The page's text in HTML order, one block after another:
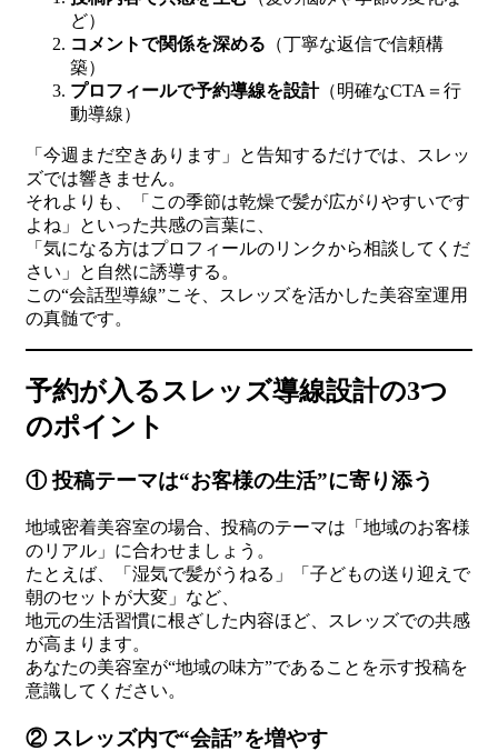
ど）
コメントで関係を深める （丁寧な返信で信頼構
築）
プロフィールで予約導線を設計（明確なCTA＝行
動導線）
「今週まだ空きあります」と告知するだけでは、スレッ
ズでは響きません。
それよりも、「この季節は乾燥で髪が広がりやすいです
よね」といった共感の言葉に、
「気になる方はプロフィールのリンクから相談してくだ
さい」と自然に誘導する。
この“会話型導線”こそ、スレッズを活かした美容室運用
の真髄です。
予約が入るスレッズ導線設計の3つ
のポイント
① 投稿テーマは“お客様の生活”に寄り添う
地域密着美容室の場合、投稿のテーマは「地域のお客様
のリアル」に合わせましょう。
たとえば、「湿気で髪がうねる」「子どもの送り迎えで
朝のセットが大変」など、
地元の生活習慣に根ざした内容ほど、スレッズでの共感
が高まります。
あなたの美容室が“地域の味方”であることを示す投稿を
意識してください。
② スレッズ内で“会話”を増やす